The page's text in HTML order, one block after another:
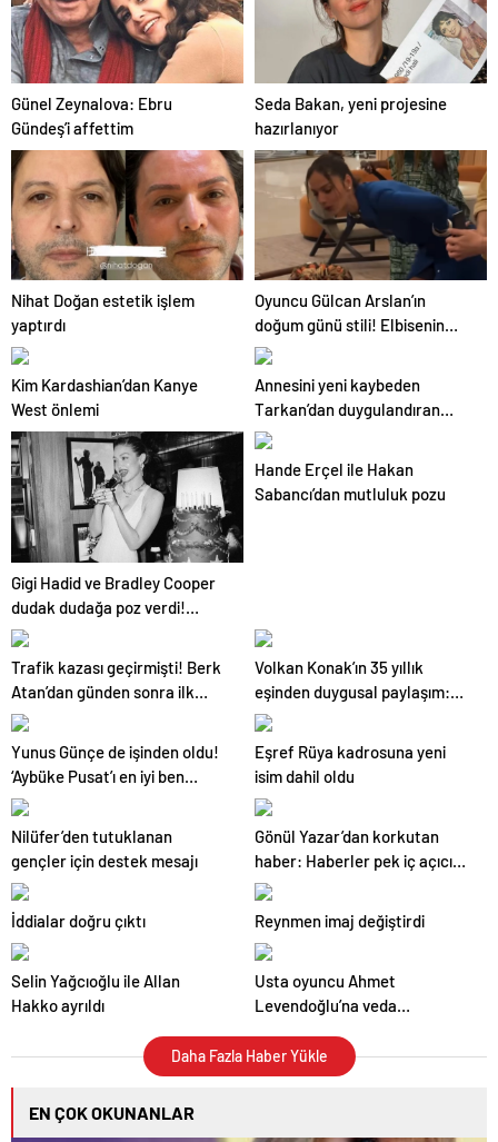
Yazılımı
Günel Zeynalova: Ebru
Gündeş’i affettim
Seda Bakan, yeni projesine
hazırlanıyor
Nihat Doğan estetik işlem
yaptırdı
Oyuncu Gülcan Arslan’ın
doğum günü stili! Elbisenin
düğmelerini kapatmadı
Kim Kardashian’dan Kanye
West önlemi
Annesini yeni kaybeden
Tarkan’dan duygulandıran
paylaşım! Konserde
Gigi Hadid ve Bradley Cooper
dudak dudağa poz verdi!
Aşıkların karesi gündem oldu
Hande Erçel ile Hakan
Sabancı’dan mutluluk pozu
Trafik kazası geçirmişti! Berk
Atan’dan günden sonra ilk
fotoğraf geldi
Volkan Konak’ın 35 yıllık
eşinden duygusal paylaşım:
Sensiz eksik kaldım
Yunus Günçe de işinden oldu!
‘Aybüke Pusat’ı en iyi ben
anlarım’
Eşref Rüya kadrosuna yeni
isim dahil oldu
Nilüfer’den tutuklanan
gençler için destek mesajı
Gönül Yazar’dan korkutan
haber: Haberler pek iç açıcı
değil
İddialar doğru çıktı
Reynmen imaj değiştirdi
Selin Yağcıoğlu ile Allan
Hakko ayrıldı
Usta oyuncu Ahmet
Levendoğlu’na veda…
Daha Fazla Haber Yükle
EN ÇOK OKUNANLAR